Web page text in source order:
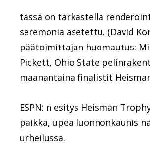
tässä on tarkastella
seremonia asetettu. (David
päätoimittajan huomautus:
Pickett, Ohio State
maanantaina finalistit
ESPN: n esitys Heisman
paikka, upea luonnonkaunis
urheilussa.